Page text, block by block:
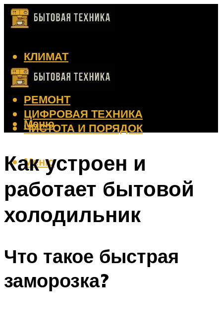
КЛИМАТ
КРАСОТА
КУХНЯ
РЕМОНТ
ЦИФРОВАЯ ТЕХНИКА
ЧИСТОТА И ПОРЯДОК
Меню
Меню
Как устроен и
работает бытовой
холодильник
Что такое быстрая
заморозка?